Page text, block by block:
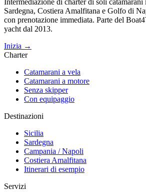
Intermediazione di charter di soli
Sardegna, Costiera Amalfitana e Golfo di
con prenotazione immediata. Parte del
yacht dal 2013.
Inizia →
Charter
Catamarani a vela
Catamarani a motore
Senza skipper
Con equipaggio
Destinazioni
Sicilia
Sardegna
Campania / Napoli
Costiera Amalfitana
Itinerari di esempio
Servizi